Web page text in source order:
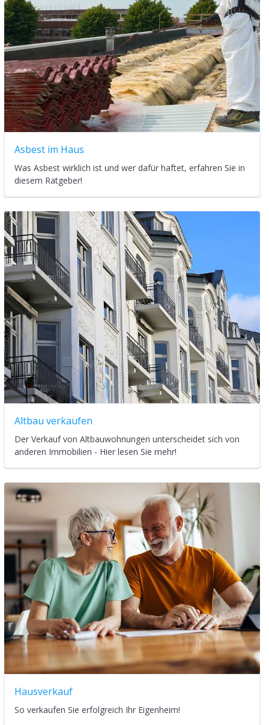
Asbest im Haus
Was Asbest wirklich ist und wer dafür haftet, erfahren Sie in
diesem Ratgeber!
Altbau verkaufen
Der Verkauf von Altbauwohnungen unterscheidet sich von
anderen Immobilien - Hier lesen Sie mehr!
Hausverkauf
So verkaufen Sie erfolgreich Ihr Eigenheim!